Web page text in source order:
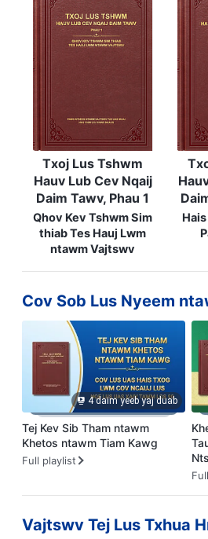
Txoj Lus Tshwm
Hauv Lub Cev Nqaij
Daim Tawv, Phau 1
Qhov Kev Tshwm Sim
thiab Tes Hauj Lwm
ntawm Vajtswv
Cov Sob Lus Nyeem
4 daim yeeb yaj duab
Tej Kev Sib Tham ntawm
Khetos ntawm Tiam Kawg
Full playlist
Vajtswv Tej Lus Txhua